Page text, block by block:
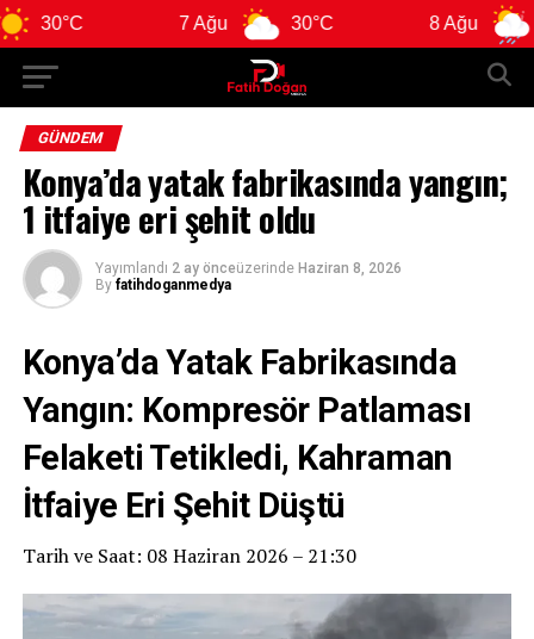
30°C 31°C
GÜNDEM
Konya’da yatak fabrikasında yangın;
1 itfaiye eri şehit oldu
Yayımlandı 2 ay önceüzerinde Haziran 8, 2026
By fatihdoganmedya
Konya’da Yatak Fabrikasında
Yangın: Kompresör Patlaması
Felaketi Tetikledi, Kahraman
İtfaiye Eri Şehit Düştü
Tarih ve Saat: 08 Haziran 2026 – 21:30